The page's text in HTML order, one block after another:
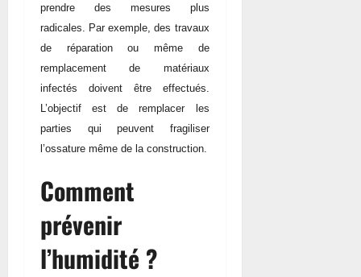
prendre des mesures plus
radicales. Par exemple, des travaux
de réparation ou même de
remplacement de matériaux
infectés doivent être effectués.
L’objectif est de remplacer les
parties qui peuvent fragiliser
l’ossature même de la construction.
Comment
prévenir
l’humidité ?